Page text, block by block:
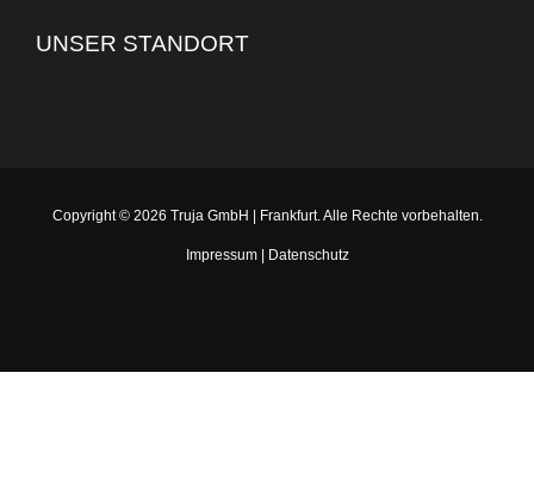
UNSER STANDORT
Copyright © 2026 Truja GmbH | Frankfurt. Alle Rechte vorbehalten.
Impressum| Datenschutz